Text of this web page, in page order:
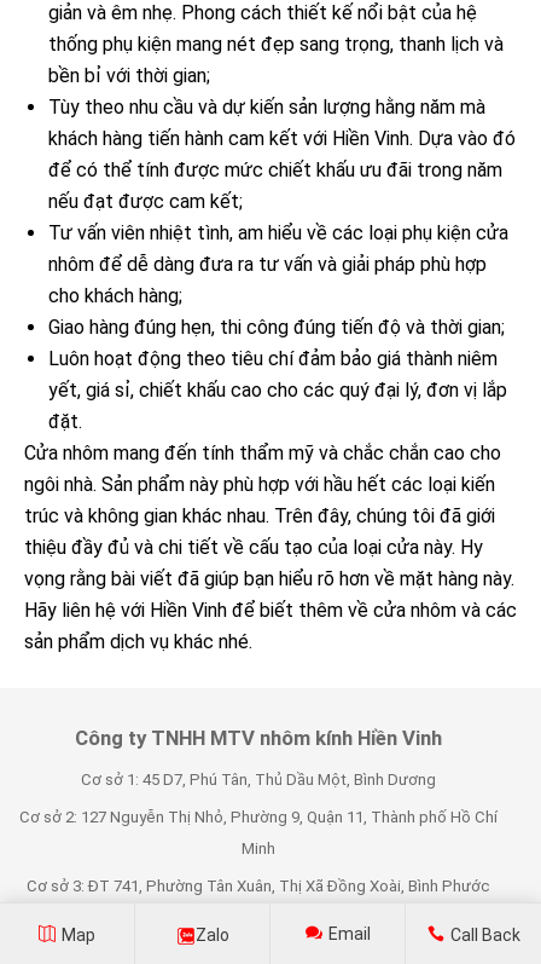
giản và êm nhẹ. Phong cách thiết kế nổi bật của hệ
thống phụ kiện mang nét đẹp sang trọng, thanh lịch và
bền bỉ với thời gian;
Tùy theo nhu cầu và dự kiến sản lượng hằng năm mà
khách hàng tiến hành cam kết với Hiền Vinh. Dựa vào đó
để có thể tính được mức chiết khấu ưu đãi trong năm
nếu đạt được cam kết;
Tư vấn viên nhiệt tình, am hiểu về các loại phụ kiện cửa
nhôm để dễ dàng đưa ra tư vấn và giải pháp phù hợp
cho khách hàng;
Giao hàng đúng hẹn, thi công đúng tiến độ và thời gian;
Luôn hoạt động theo tiêu chí đảm bảo giá thành niêm
yết, giá sỉ, chiết khấu cao cho các quý đại lý, đơn vị lắp
đặt.
Cửa nhôm mang đến tính thẩm mỹ và chắc chắn cao cho
ngôi nhà. Sản phẩm này phù hợp với hầu hết các loại kiến
trúc và không gian khác nhau. Trên đây, chúng tôi đã giới
thiệu đầy đủ và chi tiết về cấu tạo của loại cửa này. Hy
vọng rằng bài viết đã giúp bạn hiểu rõ hơn về mặt hàng này.
Hãy liên hệ với Hiền Vinh để biết thêm về cửa nhôm và các
sản phẩm dịch vụ khác nhé.
Công ty TNHH MTV nhôm kính Hiền Vinh
Cơ sở 1: 45 D7, Phú Tân, Thủ Dầu Một, Bình Dương
Cơ sở 2: 127 Nguyễn Thị Nhỏ, Phường 9, Quận 11, Thành phố Hồ Chí
Minh
Cơ sở 3: ĐT 741, Phường Tân Xuân, Thị Xã Đồng Xoài, Bình Phước
Hotline: 0932426415
Map Zalo Email Call Back